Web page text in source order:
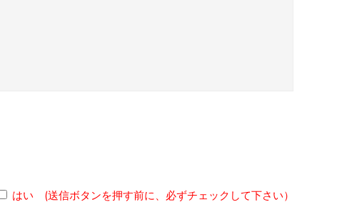
はい (送信ボタンを押す前に、必ずチェックして下さい）